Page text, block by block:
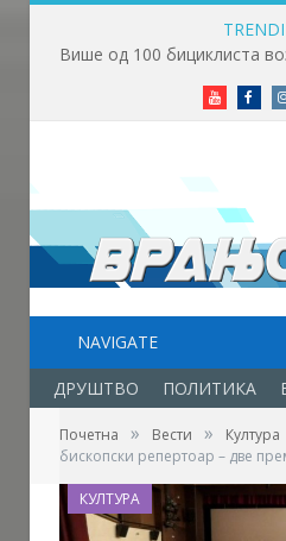
Youtube
NAVIGATE
ДРУШТВО ПОЛИТИКА
Почетна » Вести » Култура
бископски репертоар – две
КУЛТУРА